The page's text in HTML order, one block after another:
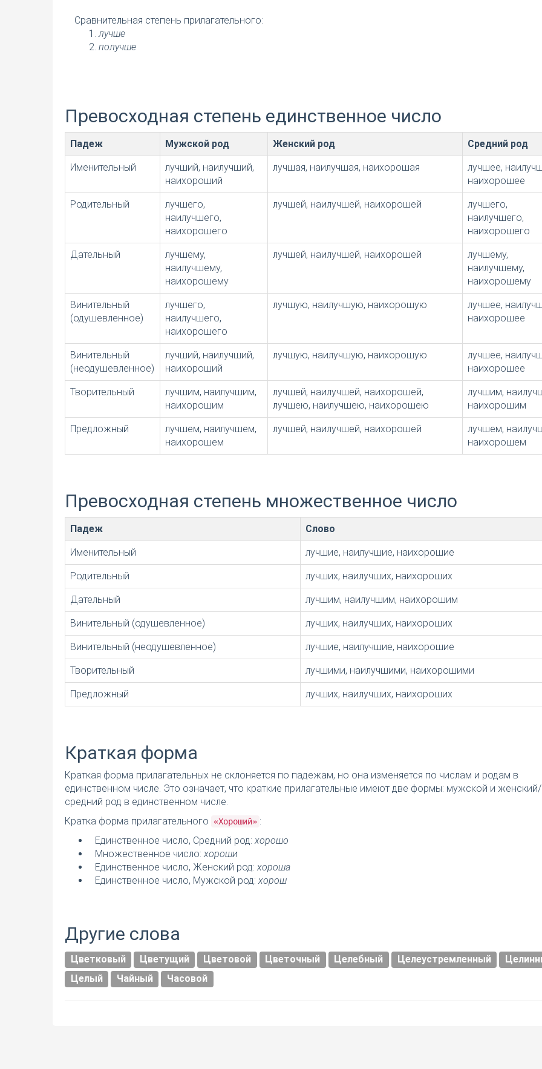
Сравнительная степень прилагательного:
лучше
получше
Превосходная степень единственное число
Падеж Мужской род Женский род Средний род
Именительный
лучший, наилучший,
наихороший
лучшая, наилучшая, наихорошая
лучшее,
наихорошее
Родительный
лучшего,
наилучшего,
наихорошего
лучшей, наилучшей, наихорошей
лучшего,
наилучшего,
наихорошего
Дательный
лучшему,
наилучшему,
наихорошему
лучшей, наилучшей, наихорошей
лучшему,
наилучшему,
наихорошему
Винительный
(одушевленное)
лучшего,
наилучшего,
наихорошего
лучшую, наилучшую, наихорошую
лучшее,
наихорошее
Винительный
(неодушевленное)
лучший, наилучший,
наихороший
лучшую, наилучшую, наихорошую
лучшее,
наихорошее
Творительный
лучшим, наилучшим,
наихорошим
лучшей, наилучшей, наихорошей,
лучшею, наилучшею, наихорошею
лучшим,
наихорошим
Предложный
лучшем, наилучшем,
наихорошем
лучшей, наилучшей, наихорошей
лучшем,
наихорошем
Превосходная степень множественное число
Падеж Слово
Именительный лучшие, наилучшие, наихорошие
Родительный лучших, наилучших, наихороших
Дательный лучшим, наилучшим, наихорошим
Винительный (одушевленное) лучших, наилучших, наихороших
Винительный (неодушевленное) лучшие, наилучшие, наихорошие
Творительный лучшими, наилучшими, наихорошими
Предложный лучших, наилучших, наихороших
Краткая форма
Краткая форма прилагательных не склоняется по падежам, но она изменяется по числам и родам в
единственном числе. Это означает, что краткие прилагательные имеют две формы: мужской и женский/
средний род в единственном числе.
Кратка форма прилагательного
«Хороший» :
Единственное число, Средний род: хорошо
Множественное число: хороши
Единственное число, Женский род: хороша
Единственное число, Мужской род: хорош
Другие слова
Цветковый Цветущий Цветовой Цветочный Целебный Целеустремленный
Целый
Чайный Часовой